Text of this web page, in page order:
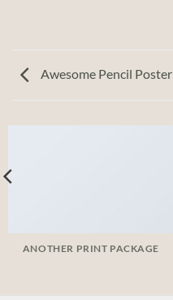
Awesome Pencil Poster
ANOTHER PRINT PACKAGE